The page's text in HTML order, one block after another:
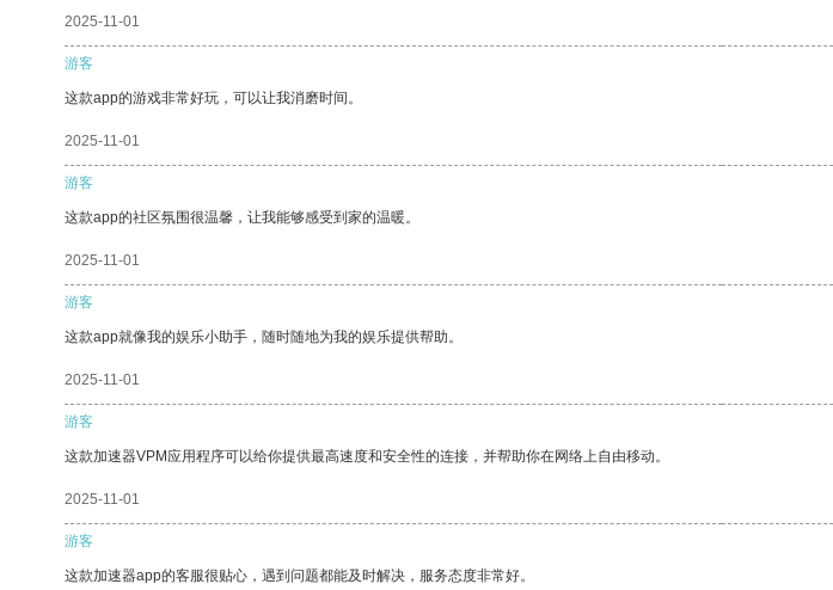
2025-11-01
游客
这款app的游戏非常好玩，可以让我消磨时间。
2025-11-01
游客
这款app的社区氛围很温馨，让我能够感受到家的温暖。
2025-11-01
游客
这款app就像我的娱乐小助手，随时随地为我的娱乐提供帮助。
2025-11-01
游客
这款加速器VPM应用程序可以给你提供最高速度和安全性的连接，并帮助你在网络上自由移动。
2025-11-01
游客
这款加速器app的客服很贴心，遇到问题都能及时解决，服务态度非常好。